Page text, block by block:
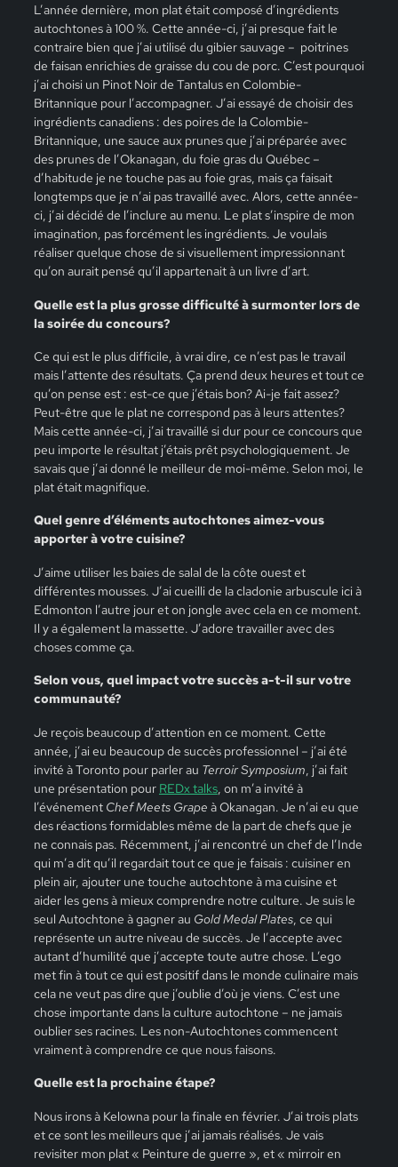
L’année dernière, mon plat était composé d’ingrédients
autochtones à 100 %. Cette année-ci, j’ai presque fait le
contraire bien que j’ai utilisé du gibier sauvage – poitrines
de faisan enrichies de graisse du cou de porc. C’est pourquoi
j’ai choisi un Pinot Noir de Tantalus en Colombie-
Britannique pour l’accompagner. J’ai essayé de choisir des
ingrédients canadiens : des poires de la Colombie-
Britannique, une sauce aux prunes que j’ai préparée avec
des prunes de l’Okanagan, du foie gras du Québec –
d’habitude je ne touche pas au foie gras, mais ça faisait
longtemps que je n’ai pas travaillé avec. Alors, cette année-
ci, j’ai décidé de l’inclure au menu. Le plat s’inspire de mon
imagination, pas forcément les ingrédients. Je voulais
réaliser quelque chose de si visuellement impressionnant
qu’on aurait pensé qu’il appartenait à un livre d’art.
Quelle est la plus grosse difficulté à surmonter lors de
la soirée du concours?
Ce qui est le plus difficile, à vrai dire, ce n’est pas le travail
mais l’attente des résultats. Ça prend deux heures et tout ce
qu’on pense est : est-ce que j’étais bon? Ai-je fait assez?
Peut-être que le plat ne correspond pas à leurs attentes?
Mais cette année-ci, j’ai travaillé si dur pour ce concours que
peu importe le résultat j’étais prêt psychologiquement. Je
savais que j’ai donné le meilleur de moi-même. Selon moi, le
plat était magnifique.
Quel genre d’éléments autochtones aimez-vous
apporter à votre cuisine?
J’aime utiliser les baies de salal de la côte ouest et
différentes mousses. J’ai cueilli de la cladonie arbuscule ici à
Edmonton l’autre jour et on jongle avec cela en ce moment.
Il y a également la massette. J’adore travailler avec des
choses comme ça.
Selon vous, quel impact votre succès a-t-il sur votre
communauté?
Je reçois beaucoup d’attention en ce moment. Cette
année, j’ai eu beaucoup de succès professionnel – j’ai été
invité à Toronto pour parler au Terroir Symposium , j’ai fait
une présentation pour REDx talks, on m’a invité à
l’événement Chef Meets Grape à Okanagan. Je n’ai eu que
des réactions formidables même de la part de chefs que je
ne connais pas. Récemment, j’ai rencontré un chef de l’Inde
qui m’a dit qu’il regardait tout ce que je faisais : cuisiner en
plein air, ajouter une touche autochtone à ma cuisine et
aider les gens à mieux comprendre notre culture. Je suis le
seul Autochtone à gagner au Gold Medal Plates, ce qui
représente un autre niveau de succès. Je l’accepte avec
autant d’humilité que j’accepte toute autre chose. L’ego
met fin à tout ce qui est positif dans le monde culinaire mais
cela ne veut pas dire que j’oublie d’où je viens. C’est une
chose importante dans la culture autochtone – ne jamais
oublier ses racines. Les non-Autochtones commencent
vraiment à comprendre ce que nous faisons.
Quelle est la prochaine étape?
Nous irons à Kelowna pour la finale en février. J’ai trois plats
et ce sont les meilleurs que j’ai jamais réalisés. Je vais
revisiter mon plat « Peinture de guerre », et « mirroir en